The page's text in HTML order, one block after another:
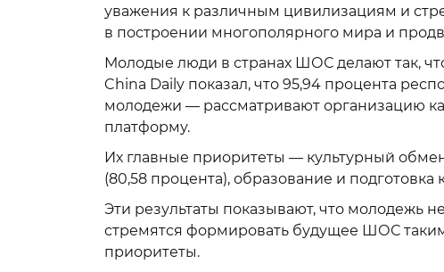
уважения к различным цивилизациям и
в построении многополярного мира и
Молодые люди в странах ШОС делают так,
China Daily показал, что 95,94 процента
молодежи — рассматривают организацию
платформу.
Их главные приоритеты — культурный
(80,58 процента), образование и подготовка
Эти результаты показывают, что молодежь
стремятся формировать будущее ШОС
приоритеты.